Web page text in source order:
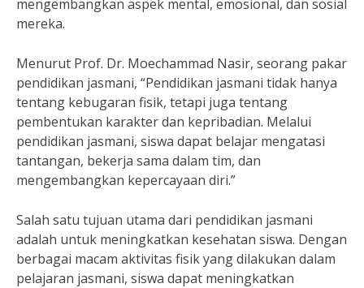
mengembangkan aspek mental, emosional, dan sosial
mereka.
Menurut Prof. Dr. Moechammad Nasir, seorang pakar
pendidikan jasmani, “Pendidikan jasmani tidak hanya
tentang kebugaran fisik, tetapi juga tentang
pembentukan karakter dan kepribadian. Melalui
pendidikan jasmani, siswa dapat belajar mengatasi
tantangan, bekerja sama dalam tim, dan
mengembangkan kepercayaan diri.”
Salah satu tujuan utama dari pendidikan jasmani
adalah untuk meningkatkan kesehatan siswa. Dengan
berbagai macam aktivitas fisik yang dilakukan dalam
pelajaran jasmani, siswa dapat meningkatkan